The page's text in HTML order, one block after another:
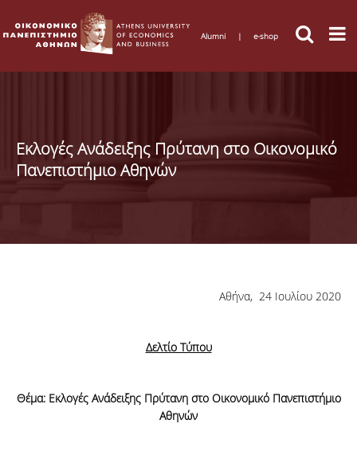
Alumni | e-shop
Εκλογές Ανάδειξης Πρύτανη στο Οικονομικό
Πανεπιστήμιο Αθηνών
Αθήνα, 24 Ιουλίου 2020
Δελτίο Τύπου
Θέμα: Εκλογές Ανάδειξης Πρύτανη στο Οικονομικό Πανεπιστήμιο
Αθηνών